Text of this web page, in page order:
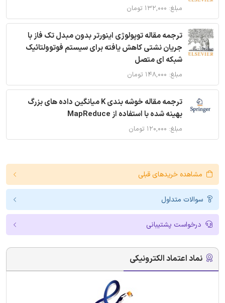
مبلغ: ۱۳۲,۰۰۰ تومان
ترجمه مقاله توپولوژی اینورتر بدون مبدل تک فاز با
جریان نشتی کاهش یافته برای سیستم فوتوولتائیک
شبکه ای متصل
مبلغ: ۱۴۸,۰۰۰ تومان
ترجمه مقاله خوشه بندی K میانگین داده های بزرگ
بهینه شده با استفاده از MapReduce
مبلغ: ۱۲۰,۰۰۰ تومان
مشاهده خریدهای قبلی
سوالات متداول
درخواست پشتیبانی
نماد اعتماد الکترونیکی